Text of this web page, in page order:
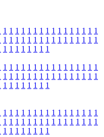
1 1 1 1 1 1 1 1 1 1 1 1 1 1 1 1
1 1 1 1 1 1 1 1 1 1 1 1 1 1 1 1
1 1 1 1 1 1 1 1
1 1 1 1 1 1 1 1 1 1 1 1 1 1 1 1
1 1 1 1 1 1 1 1 1 1 1 1 1 1 1 1
1 1 1 1 1 1 1 1
1 1 1 1 1 1 1 1 1 1 1 1 1 1 1 1
1 1 1 1 1 1 1 1 1 1 1 1 1 1 1 1
1 1 1 1 1 1 1 1